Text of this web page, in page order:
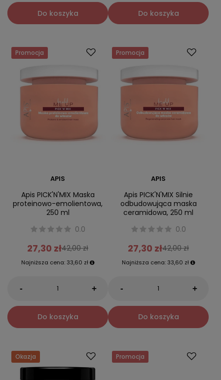
Do koszyka Do koszyka
Promocja
APIS
Apis PICK'N'MIX Maska
proteinowo-emolientowa,
250 ml
0.0
27,30 zł42,00 zł
Najniższa cena: 33,60 zł
- +
Do koszyka
Promocja
APIS
Apis PICK'N'MIX Silnie
odbudowująca maska
ceramidowa, 250 ml
0.0
27,30 zł42,00 zł
Najniższa cena: 33,60 zł
- +
Do koszyka
Okazja Promocja